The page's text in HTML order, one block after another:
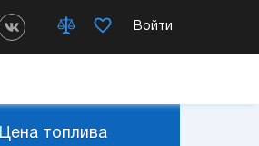
Войти
Цена топлива